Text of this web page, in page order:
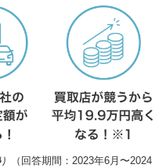
（回答期間：2023年6月〜2024